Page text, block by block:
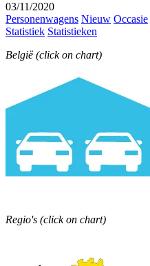
03/11/2020
Personenwagens Nieuw Occasie
Statistiek Statistieken
België (click on chart)
Regio's (click on chart)